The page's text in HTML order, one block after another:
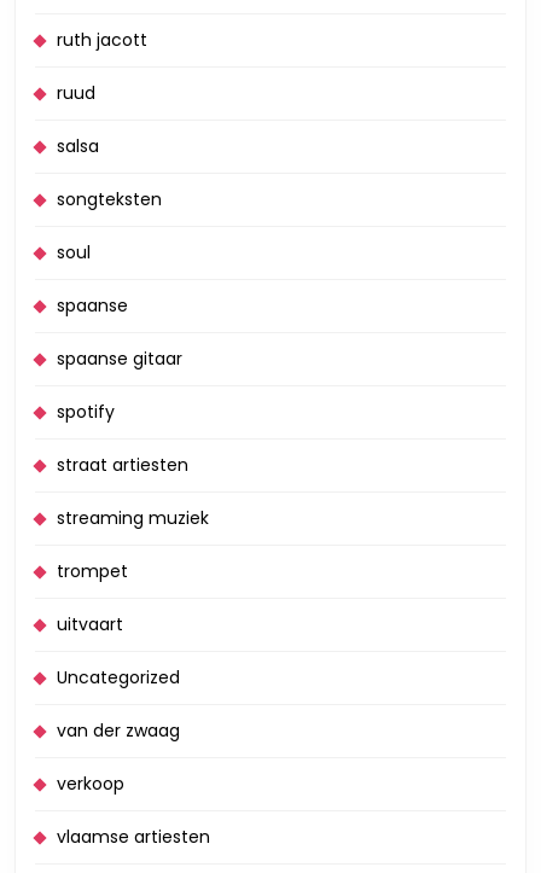
ruth jacott
ruud
salsa
songteksten
soul
spaanse
spaanse gitaar
spotify
straat artiesten
streaming muziek
trompet
uitvaart
Uncategorized
van der zwaag
verkoop
vlaamse artiesten